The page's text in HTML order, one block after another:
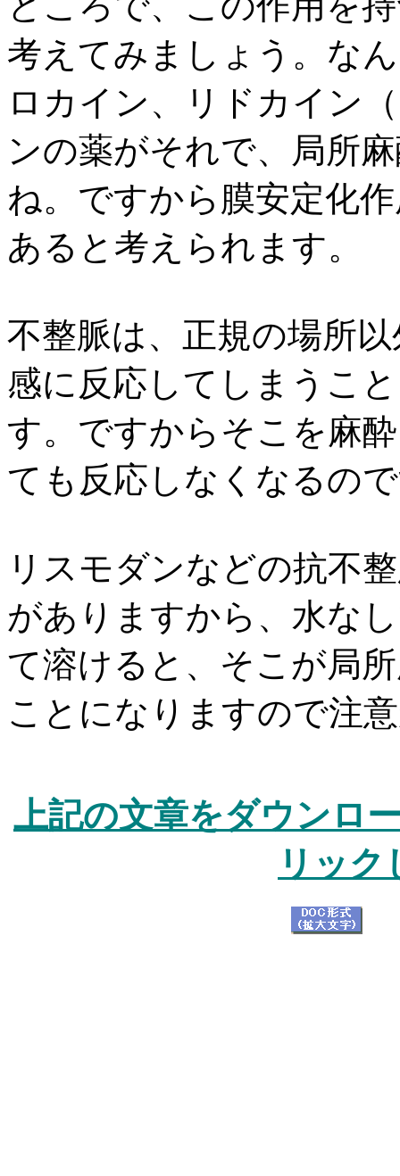
考えてみましょう。な
ロカイン、リドカイン
ンの薬がそれで、局所
ね。ですから膜安定化
あると考えられます。
不整脈は、正規の場所
感に反応してしまうこ
す。ですからそこを麻
ても反応しなくなるの
リスモダンなどの抗不
がありますから、水な
て溶けると、そこが局
ことになりますので注
上記の文章をダウンロ
リック